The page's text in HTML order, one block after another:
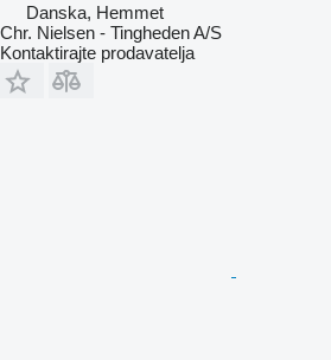
Danska, Hemmet
Chr. Nielsen - Tingheden A/S
Kontaktirajte prodavatelja